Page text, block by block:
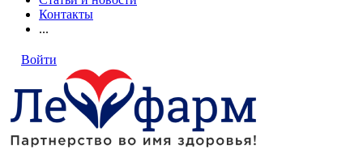
Контакты
...
Войти